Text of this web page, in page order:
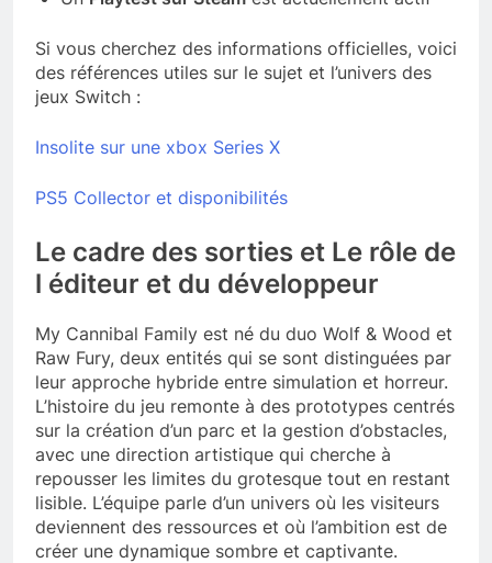
Si vous cherchez des informations officielles, voici
des références utiles sur le sujet et l’univers des
jeux Switch :
Insolite sur une xbox Series X
PS5 Collector et disponibilités
Le cadre des sorties et Le rôle de
l éditeur et du développeur
My Cannibal Family est né du duo Wolf & Wood et
Raw Fury, deux entités qui se sont distinguées par
leur approche hybride entre simulation et horreur.
L’histoire du jeu remonte à des prototypes centrés
sur la création d’un parc et la gestion d’obstacles,
avec une direction artistique qui cherche à
repousser les limites du grotesque tout en restant
lisible. L’équipe parle d’un univers où les visiteurs
deviennent des ressources et où l’ambition est de
créer une dynamique sombre et captivante.